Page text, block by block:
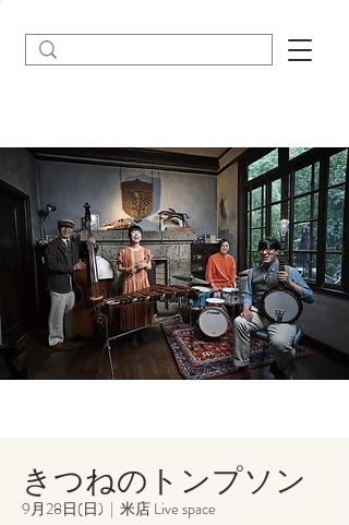
きつねのトンプソン
9月28日(日)
  |
米店 Live space